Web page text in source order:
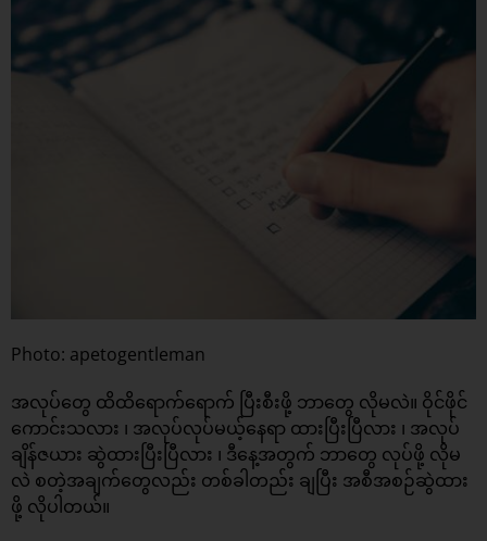
Photo: apetogentleman
အလုပ်တွေ ထိထိရောက်ရောက် ပြီးစီးဖို့ ဘာတွေ လိုမလဲ။ ဝိုင်ဖိုင်
ကောင်းသလား ၊ အလုပ်လုပ်မယ့်နေရာ ထားပြီးပြီလား ၊ အလုပ်
ချိန်ဇယား ဆွဲထားပြီးပြီလား ၊ ဒီနေ့အတွက် ဘာတွေ လုပ်ဖို့ လိုမ
လဲ စတဲ့အချက်တွေလည်း တစ်ခါတည်း ချပြီး အစီအစဉ်ဆွဲထား
ဖို့ လိုပါတယ်။